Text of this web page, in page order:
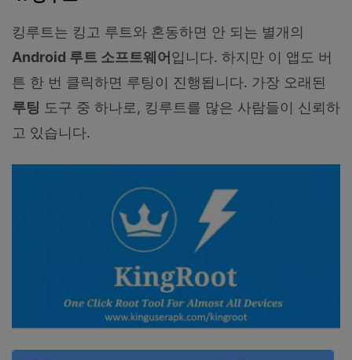
킹루트는 킹고 루트와 혼동하면 안 되는 별개의
Android 루트 소프트웨어입니다. 하지만 이 앱도 버
튼 한 번 클릭하면 루팅이 진행됩니다. 가장 오래된
루팅 도구 중 하나로, 킹루트를 많은 사람들이 신뢰하
고 있습니다.